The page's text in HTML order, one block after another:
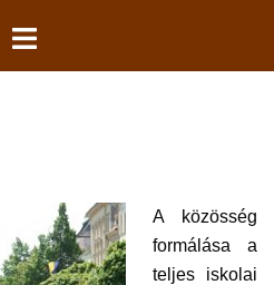
Toggle
A közösség
formálása a
teljes iskolai